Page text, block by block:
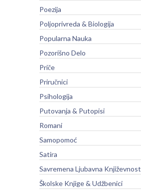
Poezija
Poljoprivreda & Biologija
Popularna Nauka
Pozorišno Delo
Priče
Priručnici
Psihologija
Putovanja & Putopisi
Romani
Samopomoć
Satira
Savremena Ljubavna Književnost
Školske Knjige & Udžbenici